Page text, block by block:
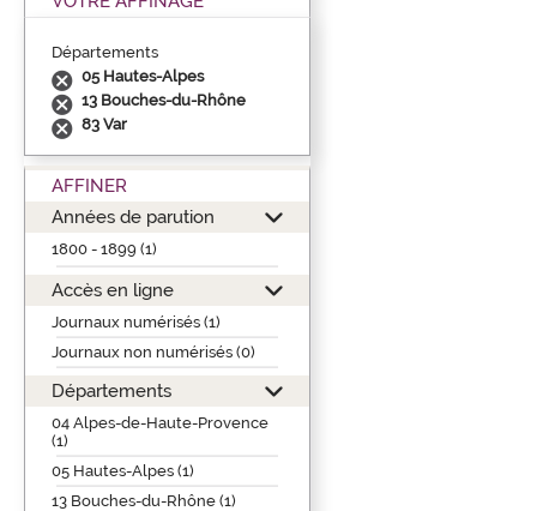
Départements
05 Hautes-Alpes
13 Bouches-du-Rhône
83 Var
AFFINER
Années de parution
1800 - 1899 (1)
Accès en ligne
Journaux numérisés (1)
Journaux non numérisés (0)
Départements
04 Alpes-de-Haute-Provence
(1)
05 Hautes-Alpes (1)
13 Bouches-du-Rhône (1)